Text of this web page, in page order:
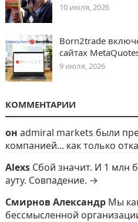
10 июля, 2026
Born2trade
сайтах
9 июля, 2026
КОММЕНТАРИИ
он admiral markets были
компанией... как только
Alexs Сбой значит. И 1 млн
ауту. Совпадение. →
Смирнов Александр Мы
бессмысленной